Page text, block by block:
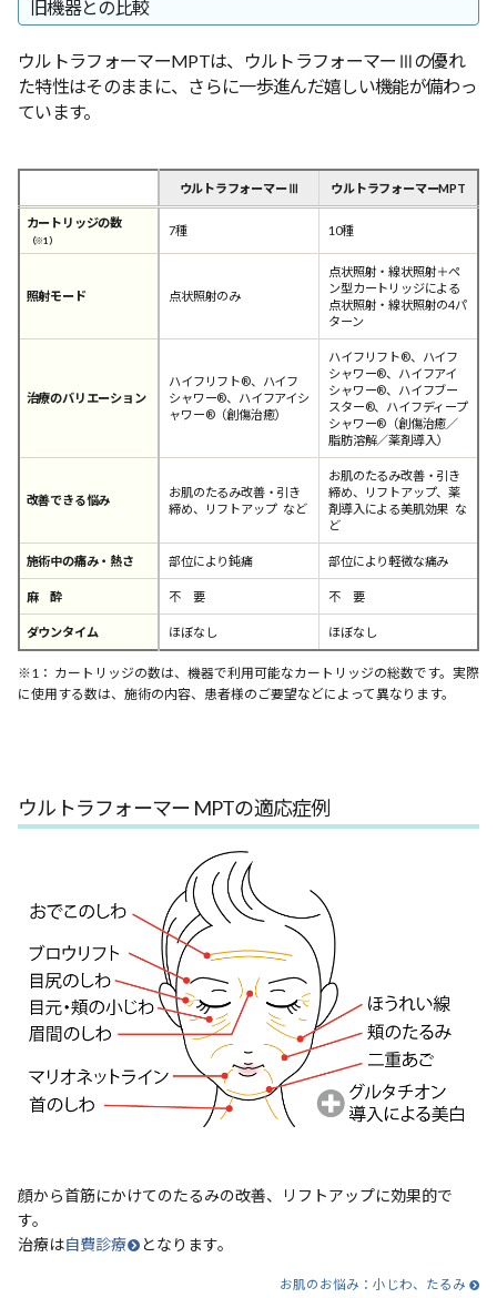
旧機器との比較
ウルトラフォーマーMPTは、ウルトラフォーマーⅢの優れ
た特性はそのままに、さらに一歩進んだ嬉しい機能が備わっ
ています。
ウルトラフォーマーⅢ ウルトラフォーマーMPT
カートリッジの数
（※1）
7種 10種
照射モード 点状照射のみ
点状照射・線状照射＋ペ
ン型カートリッジによる
点状照射・線状照射の4パ
ターン
治療のバリエーション
ハイフリフト®、ハイフ
シャワー®、ハイフアイシ
ャワー®（創傷治癒）
ハイフリフト®、ハイフ
シャワー®、ハイフアイ
シャワー®、ハイフブー
スター®、ハイフディープ
シャワー®（創傷治癒／
脂肪溶解／薬剤導入）
改善できる悩み
お肌のたるみ改善・引き
締め、リフトアップ など
お肌のたるみ改善・引き
締め、リフトアップ、薬
剤導入による美肌効果 な
ど
施術中の痛み・熱さ 部位により鈍痛 部位により軽微な痛み
麻 酔 不 要 不 要
ダウンタイム ほぼなし ほぼなし
※1： カートリッジの数は、機器で利用可能なカートリッジの総数です。実際
に使用する数は、施術の内容、患者様のご要望などによって異なります。
ウルトラフォーマー MPTの適応症例
顔から首筋にかけてのたるみの改善、リフトアップに効果的で
す。
治療は自費診療 となります。
お肌のお悩み：小じわ、たるみ